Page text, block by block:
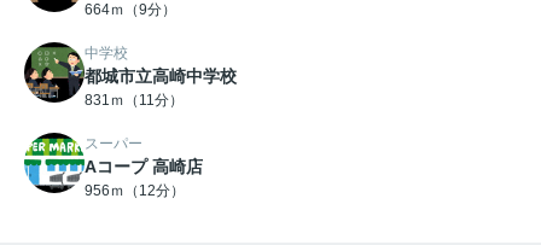
664ｍ（9分）
中学校
都城市立高崎中学校
831ｍ（11分）
スーパー
Aコープ 高崎店
956ｍ（12分）